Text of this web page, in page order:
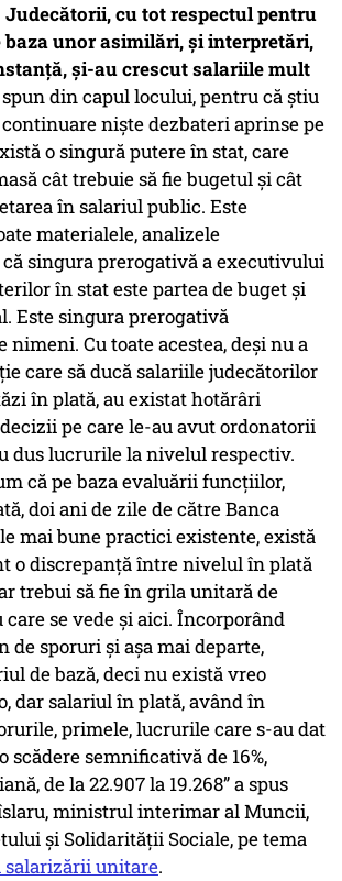
Judecătorii, cu tot respectul pentru
baza unor asimilări, și interpretări,
și-au crescut salariile mult
spun din capul locului, pentru că știu
niște dezbateri aprinse pe
o singură putere în stat, care
cât trebuie să fie bugetul și cât
în salariul public. Este
materialele, analizele
singura prerogativă a executivului
în stat este partea de buget și
Este singura prerogativă
nimeni. Cu toate acestea, deși nu a
care să ducă salariile judecătorilor
în plată, au existat hotărâri
pe care le-au avut ordonatorii
dus lucrurile la nivelul respectiv.
că pe baza evaluării funcțiilor,
doi ani de zile de către Banca
mai bune practici existente, există
o discrepanță între nivelul în plată
trebui să fie în grila unitară de
se vede și aici. Încorporând
de sporuri și așa mai departe,
de bază, deci nu există vreo
dar salariul în plată, având în
primele, lucrurile care s-au dat
scădere semnificativă de 16%,
de la 22.907 la 19.268” a spus
ministrul interimar al Muncii,
și Solidarității Sociale, pe tema
salarizării unitare.